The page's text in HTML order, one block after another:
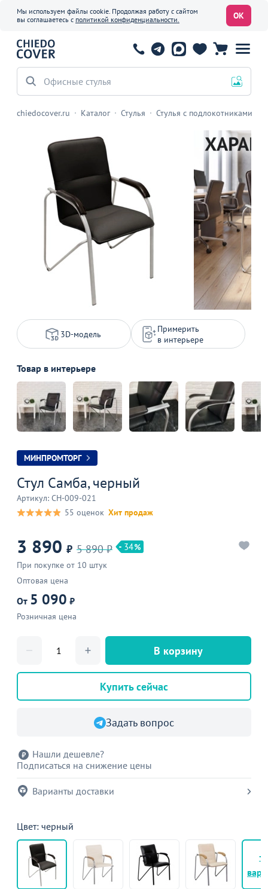
Мы используем файлы cookie. Продолжая работу с сайтом
вы соглашаетесь с политикой конфиденциальности. ОК
Офисные стулья
chiedocover.ru Каталог Стулья Стулья с подлокотниками
3D-модель
Примерить
в интерьере
Товар в интерьере
МИНПРОМТОРГ
Стул Самба, черный
Артикул: CH-009-021
55 оценок Хит продаж
3 890 ₽ 5 890 ₽ 34
При покупке от 10 штук
Оптовая цена
От 5 090 ₽
Розничная цена
В корзину
Купить сейчас
Задать вопрос
Нашли дешевле?
Подписаться на снижение цены
Варианты доставки
Цвет: черный